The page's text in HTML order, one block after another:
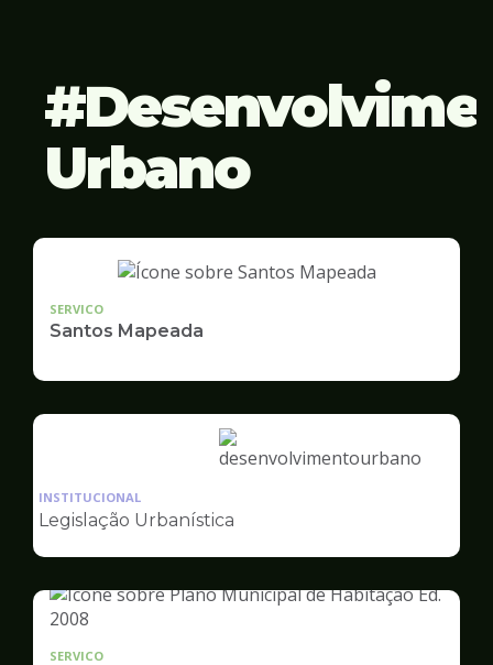
Urbano
SERVICO
Santos Mapeada
Ilustração
Desenvolvimento
Urbano
INSTITUCIONAL
Legislação Urbanística
SERVICO